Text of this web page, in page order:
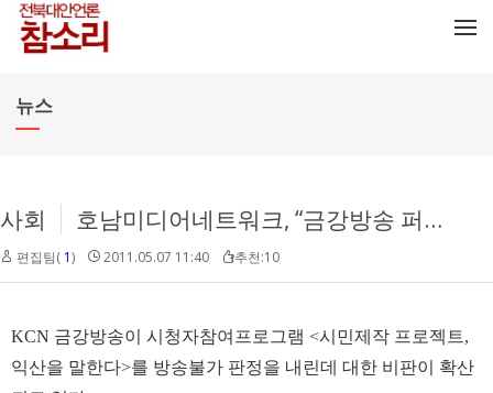
뉴스
사회 호남미디어네트워크, “금강방송 퍼블릭액세스 훼손”
편집팀( 1) 2011.05.07 11:40 추천:10
KCN 금강방송이 시청자참여프로그램 <시민제작 프로젝트,
익산을 말한다>를 방송불가 판정을 내린데 대한 비판이 확산